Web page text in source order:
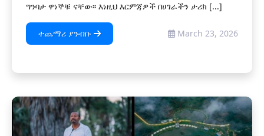
ግንባታ ዋነኞቹ ናቸው፡፡ እነዚህ እርምጃዎች በሀገራችን ታሪክ [...]
ተጨማሪ ያንብቡ March 23, 2026